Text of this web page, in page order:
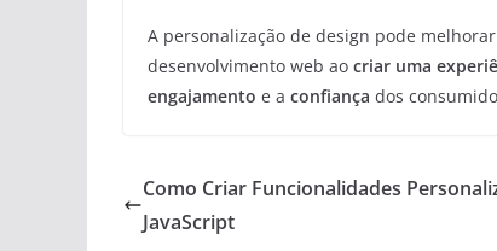
A personalização de design pode
desenvolvimento web ao criar uma
engajamento e a confiança dos
Como Criar Funcionalidades
JavaScript